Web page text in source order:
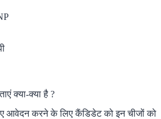
क्या-क्या है ?
आवेदन करने के लिए कैंडिडेट को इन चीजों को